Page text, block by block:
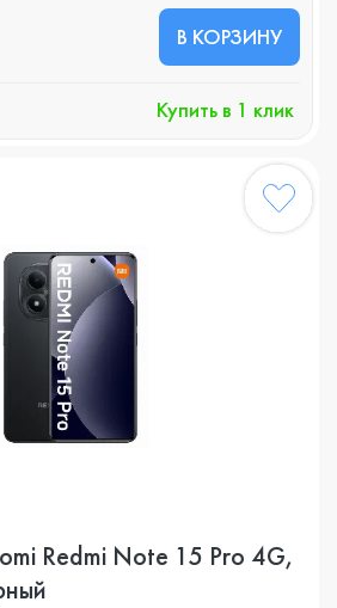
В КОРЗИНУ
Купить в 1 клик
Redmi Note 15 Pro 4G,